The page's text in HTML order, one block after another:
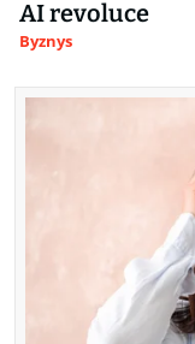
AI revoluce
Byznys